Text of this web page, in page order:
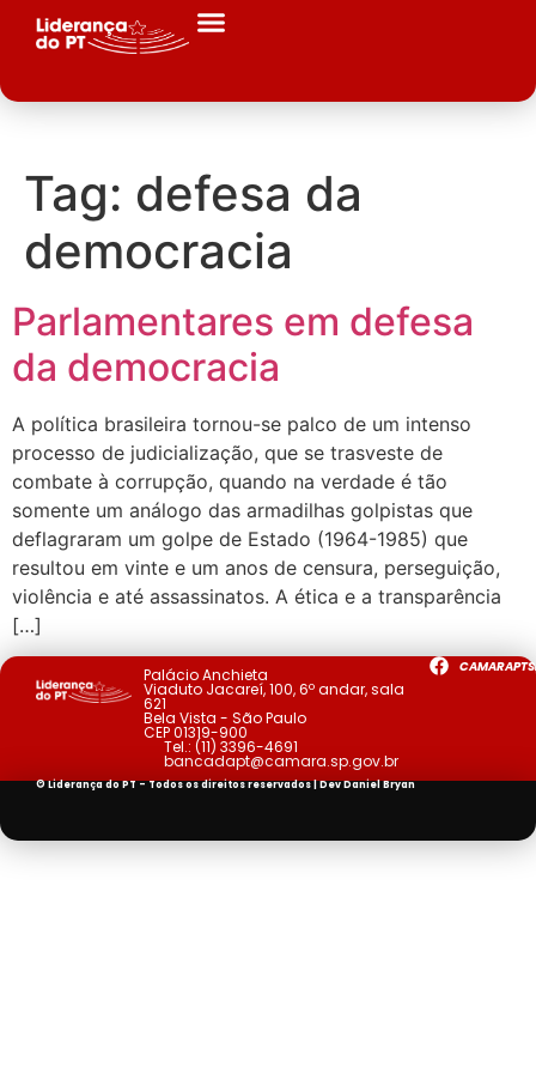
Tag: defesa da
democracia
Parlamentares em defesa
da democracia
A política brasileira tornou-se palco de um intenso
processo de judicialização, que se trasveste de
combate à corrupção, quando na verdade é tão
somente um análogo das armadilhas golpistas que
deflagraram um golpe de Estado (1964-1985) que
resultou em vinte e um anos de censura, perseguição,
violência e até assassinatos. A ética e a transparência
[…]
Palácio Anchieta
Viaduto Jacareí, 100, 6º andar, sala
621
Bela Vista - São Paulo
CEP 01319-900
Tel.: (11) 3396-4691
bancadapt@camara.sp.gov.br
© Liderança do PT - Todos os direitos reservados | DevDaniel Bryan